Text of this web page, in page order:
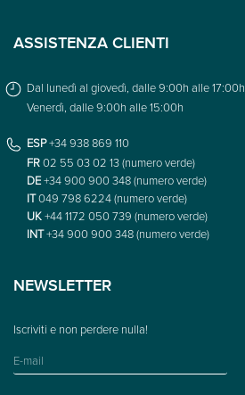
ASSISTENZA CLIENTI
Dal lunedì al giovedì, dalle 9:00h alle 17:00h
Venerdì, dalle 9:00h alle 15:00h
ESP+34 938 869 110
FR02 55 03 02 13 (numero verde)
DE+34 900 900 348 (numero verde)
IT049 798 6224 (numero verde)
UK+44 1172 050 739 (numero verde)
INT+34 900 900 348 (numero verde)
NEWSLETTER